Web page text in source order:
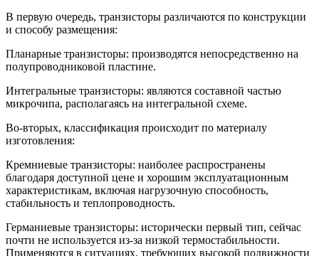
В первую очередь, транзисторы различаются по конструкции
и способу размещения:
Планарные транзисторы: производятся непосредственно на
полупроводниковой пластине.
Интегральные транзисторы: являются составной частью
микрочипа, располагаясь на интегральной схеме.
Во-вторых, классификация происходит по материалу
изготовления:
Кремниевые транзисторы: наиболее распространены
благодаря доступной цене и хорошим эксплуатационным
характеристикам, включая нагрузочную способность,
стабильность и теплопроводность.
Германиевые транзисторы: исторически первый тип, сейчас
почти не используется из-за низкой термостабильности.
Применяются в ситуациях, требующих высокой подвижности